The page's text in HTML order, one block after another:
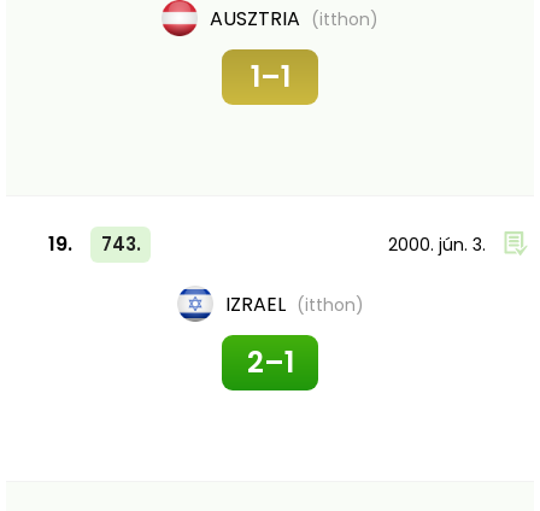
AUSZTRIA (itthon)
1–1
19. 743. 2000. jún. 3.
IZRAEL (itthon)
2–1